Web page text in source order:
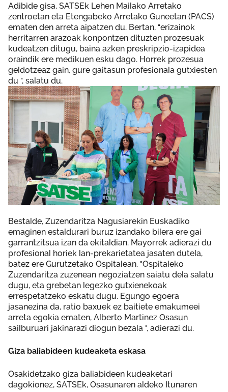
Adibide gisa, SATSEk Lehen Mailako Arretako
zentroetan eta Etengabeko Arretako Guneetan (PACS)
ematen den arreta aipatzen du. Bertan, "erizainok
herritarren arazoak konpontzen dituzten prozesuak
kudeatzen ditugu, baina azken preskripzio-izapidea
oraindik ere medikuen esku dago. Horrek prozesua
geldotzeaz gain, gure gaitasun profesionala gutxiesten
du ", salatu du.
Bestalde, Zuzendaritza Nagusiarekin Euskadiko
emaginen estaldurari buruz izandako bilera ere gai
garrantzitsua izan da ekitaldian. Mayorrek adierazi du
profesional horiek lan-prekarietatea jasaten dutela,
batez ere Gurutzetako Ospitalean. "Ospitaleko
Zuzendaritza zuzenean negoziatzen saiatu dela salatu
dugu, eta grebetan legezko gutxienekoak
errespetatzeko eskatu dugu. Egungo egoera
jasanezina da, ratio baxuek ez baitiete emakumeei
arreta egokia ematen, Alberto Martinez Osasun
sailburuari jakinarazi diogun bezala ", adierazi du.
Giza baliabideen kudeaketa eskasa
Osakidetzako giza baliabideen kudeaketari
dagokionez, SATSEk, Osasunaren aldeko Itunaren